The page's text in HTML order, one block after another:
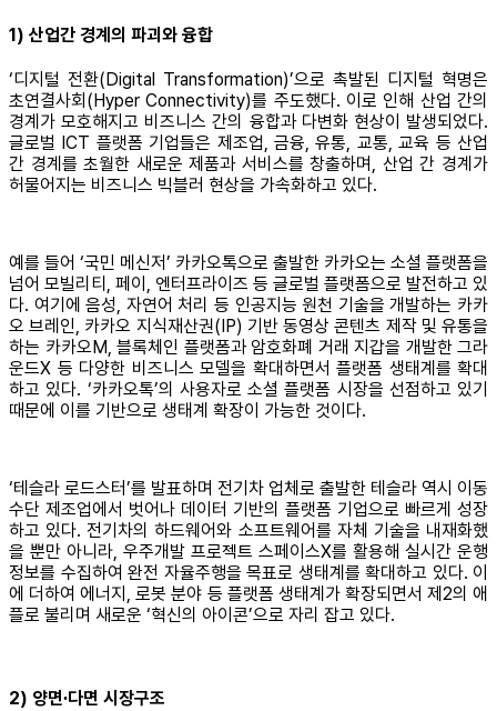
1) 산업간 경계의 파괴와 융합
‘디지털 전환(Digital Transformation)’으로 촉발된 디지털 혁명은
초연결사회(Hyper Connectivity)를 주도했다. 이로 인해 산업 간의
경계가 모호해지고 비즈니스 간의 융합과 다변화 현상이 발생되었다.
글로벌 ICT 플랫폼 기업들은 제조업, 금융, 유통, 교통, 교육 등 산업
간 경계를 초월한 새로운 제품과 서비스를 창출하며, 산업 간 경계가
허물어지는 비즈니스 빅블러 현상을 가속화하고 있다.
예를 들어 ‘국민 메신저’ 카카오톡으로 출발한 카카오는 소셜 플랫폼을
넘어 모빌리티, 페이, 엔터프라이즈 등 글로벌 플랫폼으로 발전하고 있
다. 여기에 음성, 자연어 처리 등 인공지능 원천 기술을 개발하는 카카
오 브레인, 카카오 지식재산권(IP) 기반 동영상 콘텐츠 제작 및 유통을
하는 카카오M, 블록체인 플랫폼과 암호화폐 거래 지갑을 개발한 그라
운드X 등 다양한 비즈니스 모델을 확대하면서 플랫폼 생태계를 확대
하고 있다. ‘카카오톡’의 사용자로 소셜 플랫폼 시장을 선점하고 있기
때문에 이를 기반으로 생태계 확장이 가능한 것이다.
‘테슬라 로드스터’를 발표하며 전기차 업체로 출발한 테슬라 역시 이동
수단 제조업에서 벗어나 데이터 기반의 플랫폼 기업으로 빠르게 성장
하고 있다. 전기차의 하드웨어와 소프트웨어를 자체 기술을 내재화했
을 뿐만 아니라, 우주개발 프로젝트 스페이스X를 활용해 실시간 운행
정보를 수집하여 완전 자율주행을 목표로 생태계를 확대하고 있다. 이
에 더하여 에너지, 로봇 분야 등 플랫폼 생태계가 확장되면서 제2의 애
플로 불리며 새로운 ‘혁신의 아이콘’으로 자리 잡고 있다.
2) 양면∙다면 시장구조